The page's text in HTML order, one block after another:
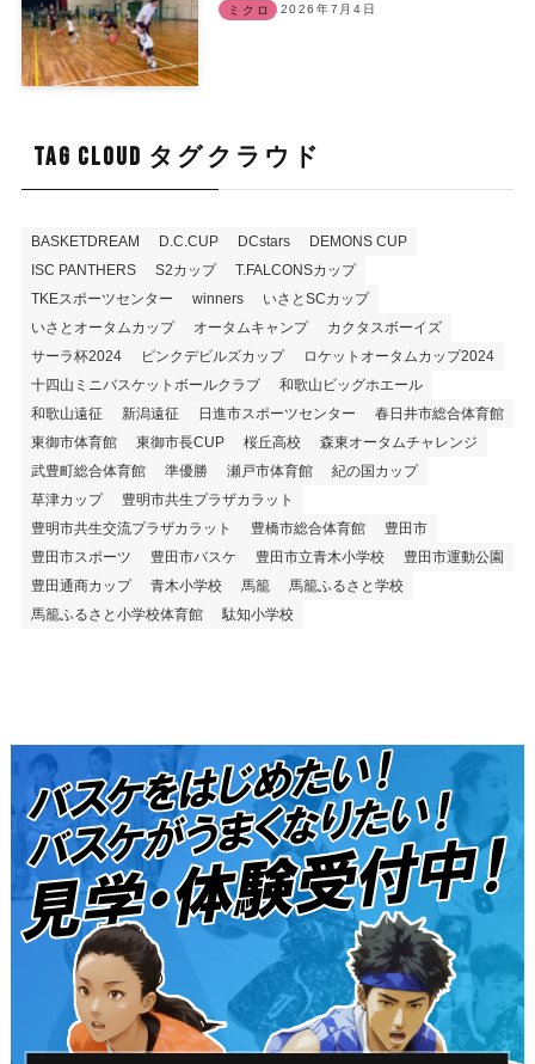
2026年7月4日
ミクロ
TAG CLOUD タグクラウド
BASKETDREAM D.C.CUP DCstars
DEMONS CUP
ISC PANTHERS
S2カップ
T.FALCONSカップ
TKEスポーツセンター
winners
いさとSCカップ
いさとオータムカップ
オータムキャンプ
カクタスボーイズ
サーラ杯2024
ピンクデビルズカップ
ロケットオータムカップ2024
十四山ミニバスケットボールクラブ
和歌山ビッグホエール
和歌山遠征
新潟遠征 日進市スポーツセンター
春日井市総合体育館
東御市体育館
東御市長CUP 桜丘高校
森東オータムチャレンジ
武豊町総合体育館
準優勝 瀬戸市体育館
紀の国カップ
草津カップ
豊明市共生プラザカラット
豊明市共生交流プラザカラット
豊橋市総合体育館
豊田市
豊田市スポーツ
豊田市バスケ 豊田市立青木小学校
豊田市運動公園
豊田通商カップ
青木小学校 馬籠
馬籠ふるさと学校
馬籠ふるさと小学校体育館
駄知小学校